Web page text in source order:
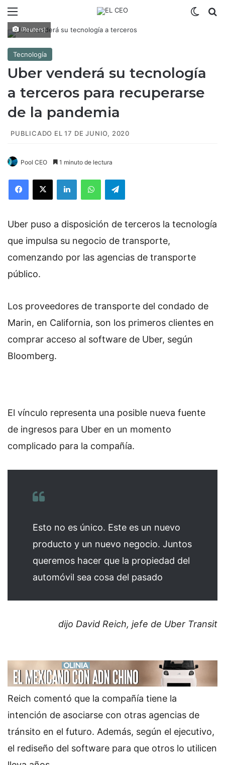
(Reuters)
Tecnología
Uber venderá su tecnología
a terceros para recuperarse
de la pandemia
PUBLICADO EL 17 DE JUNIO, 2020
Pool CEO 1 minuto de lectura
Uber puso a disposición de terceros la tecnología
que impulsa su negocio de transporte,
comenzando por las agencias de transporte
público.
Los proveedores de transporte del condado de
Marin, en California, son los primeros clientes en
comprar acceso al software de Uber, según
Bloomberg.
El vínculo representa una posible nueva fuente
de ingresos para Uber en un momento
complicado para la compañía.
Esto no es único. Este es un nuevo
producto y un nuevo negocio. Juntos
queremos hacer que la propiedad del
automóvil sea cosa del pasado
dijo David Reich, jefe de Uber Transit
Reich comentó que la compañía tiene la
intención de asociarse con otras agencias de
tránsito en el futuro. Además, según el ejecutivo,
el rediseño del software para que otros lo utilicen